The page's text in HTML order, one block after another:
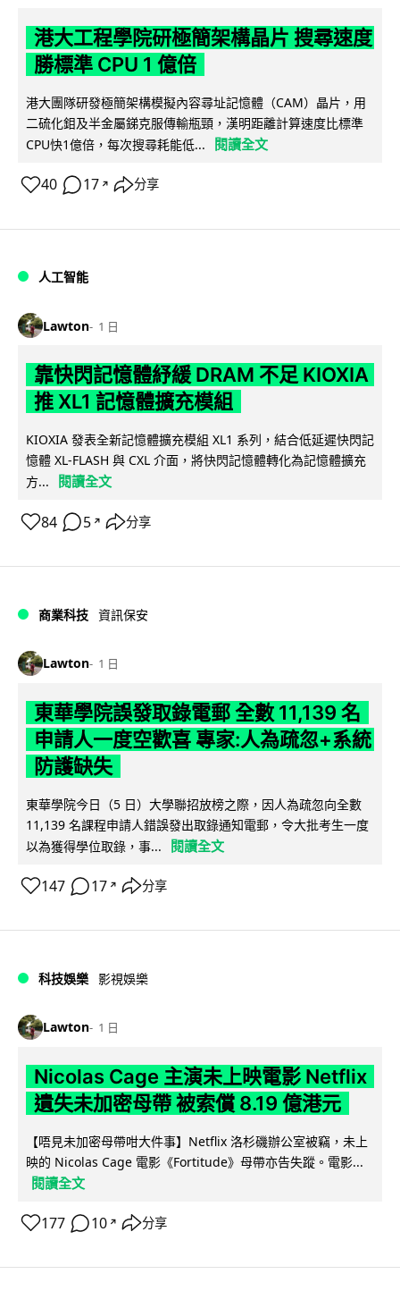
港大工程學院研極簡架構晶片 搜尋速度
勝標準 CPU 1 億倍
港大團隊研發極簡架構模擬內容尋址記憶體（CAM）晶片，用
二硫化鉬及半金屬銻克服傳輸瓶頸，漢明距離計算速度比標準
CPU快1億倍，每次搜尋耗能低...
閱讀全文
40 17 ↗ 分享
人工智能
Lawton 1 日
靠快閃記憶體紓緩 DRAM 不足 KIOXIA
推 XL1 記憶體擴充模組
KIOXIA 發表全新記憶體擴充模組 XL1 系列，結合低延遲快閃記
憶體 XL-FLASH 與 CXL 介面，將快閃記憶體轉化為記憶體擴充
方...
閱讀全文
84 5 ↗ 分享
商業科技 資訊保安
Lawton 1 日
東華學院誤發取錄電郵 全數 11,139 名
申請人一度空歡喜 專家:人為疏忽+系統
防護缺失
東華學院今日（5 日）大學聯招放榜之際，因人為疏忽向全數
11,139 名課程申請人錯誤發出取錄通知電郵，令大批考生一度
以為獲得學位取錄，事...
閱讀全文
147 17 ↗ 分享
科技娛樂 影視娛樂
Lawton 1 日
Nicolas Cage 主演未上映電影 Netflix
遺失未加密母帶 被索償 8.19 億港元
【唔見未加密母帶咁大件事】Netflix 洛杉磯辦公室被竊，未上
映的 Nicolas Cage 電影《Fortitude》母帶亦告失蹤。電影...
閱讀全文
177 10 ↗ 分享